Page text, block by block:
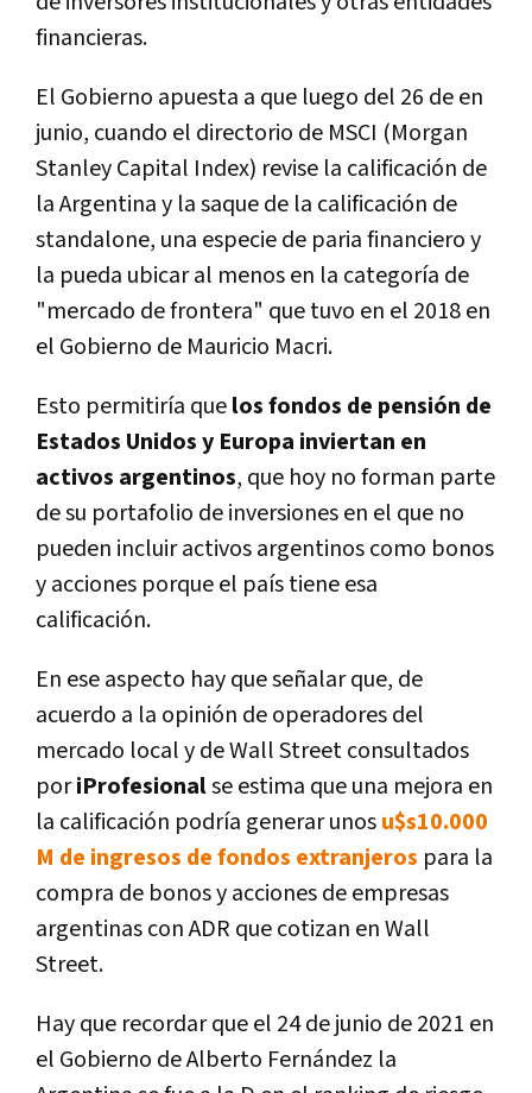
financieras.
El Gobierno apuesta a que luego del 26 de en
junio, cuando el directorio de MSCI (Morgan
Stanley Capital Index) revise la calificación de
la Argentina y la saque de la calificación de
standalone, una especie de paria financiero y
la pueda ubicar al menos en la categoría de
"mercado de frontera" que tuvo en el 2018 en
el Gobierno de Mauricio Macri.
Esto permitiría quelos fondos de pensión de
Estados Unidos y Europa inviertan en
activos argentinos, que hoy no forman parte
de su portafolio de inversiones en el que no
pueden incluir activos argentinos como bonos
y acciones porque el país tiene esa
calificación.
En ese aspecto hay que señalar que, de
acuerdo a la opinión de operadores del
mercado local y de Wall Street consultados
poriProfesionalse estima que una mejora en
la calificación podría generar unosu$s10.000
M de ingresos de fondos extranjeros para la
compra de bonos y acciones de empresas
argentinas con ADR que cotizan en Wall
Street.
Hay que recordar que el 24 de junio de 2021 en
el Gobierno de Alberto Fernández la